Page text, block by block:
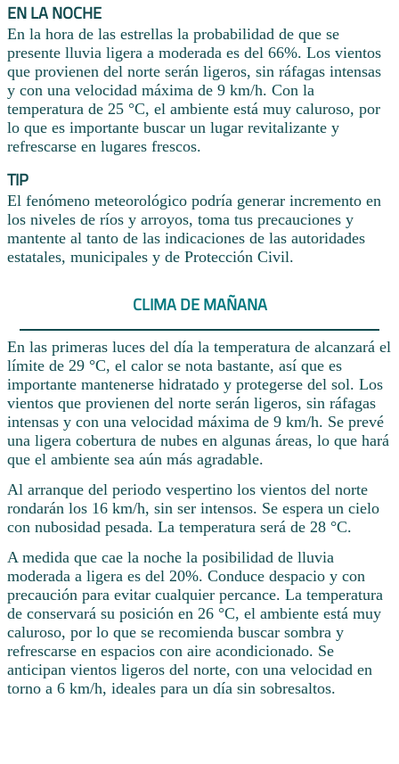
EN LA NOCHE
En la hora de las estrellas la probabilidad de que se
presente lluvia ligera a moderada es del 66%. Los vientos
que provienen del norte serán ligeros, sin ráfagas intensas
y con una velocidad máxima de 9 km/h. Con la
temperatura de 25 °C, el ambiente está muy caluroso, por
lo que es importante buscar un lugar revitalizante y
refrescarse en lugares frescos.
TIP
El fenómeno meteorológico podría generar incremento en
los niveles de ríos y arroyos, toma tus precauciones y
mantente al tanto de las indicaciones de las autoridades
estatales, municipales y de Protección Civil.
CLIMA DE MAÑANA
En las primeras luces del día la temperatura de alcanzará el
límite de 29 °C, el calor se nota bastante, así que es
importante mantenerse hidratado y protegerse del sol. Los
vientos que provienen del norte serán ligeros, sin ráfagas
intensas y con una velocidad máxima de 9 km/h. Se prevé
una ligera cobertura de nubes en algunas áreas, lo que hará
que el ambiente sea aún más agradable.
Al arranque del periodo vespertino los vientos del norte
rondarán los 16 km/h, sin ser intensos. Se espera un cielo
con nubosidad pesada. La temperatura será de 28 °C.
A medida que cae la noche la posibilidad de lluvia
moderada a ligera es del 20%. Conduce despacio y con
precaución para evitar cualquier percance. La temperatura
de conservará su posición en 26 °C, el ambiente está muy
caluroso, por lo que se recomienda buscar sombra y
refrescarse en espacios con aire acondicionado. Se
anticipan vientos ligeros del norte, con una velocidad en
torno a 6 km/h, ideales para un día sin sobresaltos.